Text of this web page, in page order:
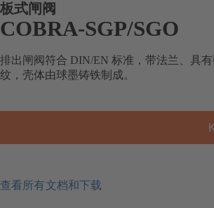
板式闸阀
COBRA-SGP/SGO
排出闸阀符合 DIN/EN 标准，带法兰、具
纹，壳体由球墨铸铁制成。
查看所有文档和下载